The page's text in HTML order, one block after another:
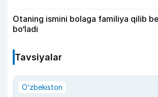
Otaning ismini bolaga familiya qilib
bo‘ladi
Tavsiyalar
O‘zbekiston